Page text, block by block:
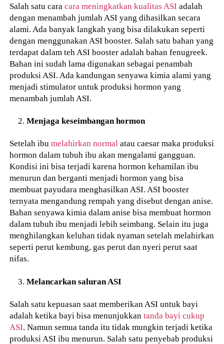
Salah satu caracara meningkatkan kualitas ASI adalah
dengan menambah jumlah ASI yang dihasilkan secara
alami. Ada banyak langkah yang bisa dilakukan seperti
dengan menggunakan ASI booster. Salah satu bahan yang
terdapat dalam teh ASI booster adalah bahan fenugreek.
Bahan ini sudah lama digunakan sebagai penambah
produksi ASI. Ada kandungan senyawa kimia alami yang
menjadi stimulator untuk produksi hormon yang
menambah jumlah ASI.
Menjaga keseimbangan hormon
Setelah ibumelahirkan normal atau caesar maka produksi
hormon dalam tubuh ibu akan mengalami gangguan.
Kondisi ini bisa terjadi karena hormon kehamilan ibu
menurun dan berganti menjadi hormon yang bisa
membuat payudara menghasilkan ASI. ASI booster
ternyata mengandung rempah yang disebut dengan anise.
Bahan senyawa kimia dalam anise bisa membuat hormon
dalam tubuh ibu menjadi lebih seimbang. Selain itu juga
menghilangkan keluhan tidak nyaman setelah melahirkan
seperti perut kembung, gas perut dan nyeri perut saat
nifas.
Melancarkan saluran ASI
Salah satu kepuasan saat memberikan ASI untuk bayi
adalah ketika bayi bisa menunjukkantanda bayi cukup
ASI. Namun semua tanda itu tidak mungkin terjadi ketika
produksi ASI ibu menurun. Salah satu penyebab produksi